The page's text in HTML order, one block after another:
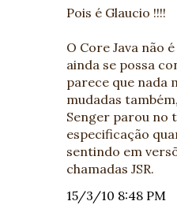
Pois é Glaucio !!!!
O Core Java não
ainda se possa
parece que nada
mudadas
Senger parou no
especificação
sentindo em
chamadas JSR.
15/3/10 8:48 PM